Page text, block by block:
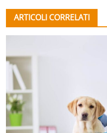
ARTICOLI CORRELATI